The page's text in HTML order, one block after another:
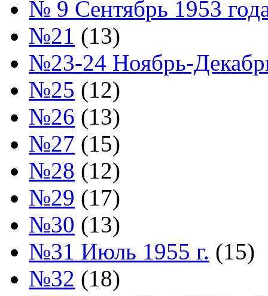
№ 9 Сентябрь 1953
№21 (13)
№23-24 Ноябрь-
№25 (12)
№26 (13)
№27 (15)
№28 (12)
№29 (17)
№30 (13)
№31 Июль 1955 г. (15)
№32 (18)